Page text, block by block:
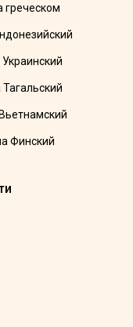
греческом
Финский